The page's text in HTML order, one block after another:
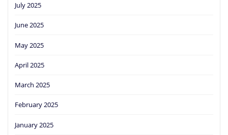
July 2025
June 2025
May 2025
April 2025
March 2025
February 2025
January 2025